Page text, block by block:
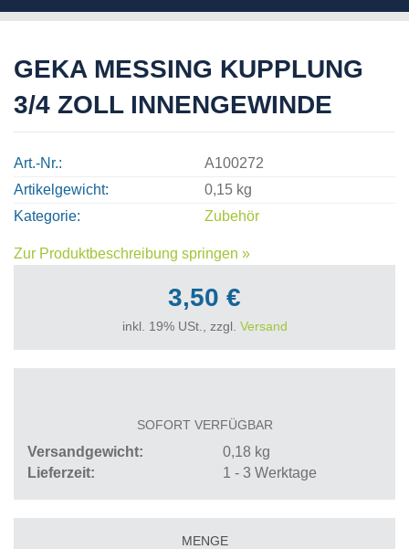
GEKA MESSING KUPPLUNG
3/4 ZOLL INNENGEWINDE
Art.-Nr.
A100272
Artikelgewicht
0,15 kg
Kategorie
Zubehör
Zur Produktbeschreibung springen »
3,50 €
inkl. 19% USt., zzgl. Versand
SOFORT VERFÜGBAR
Versandgewicht 0,18 kg
Lieferzeit
1 - 3 Werktage
MENGE